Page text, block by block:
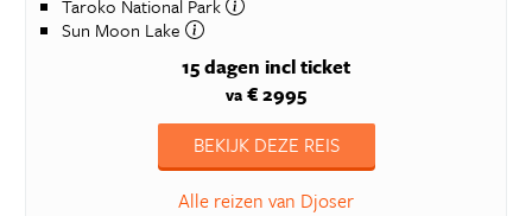
Taroko National Park
Sun Moon Lake
15 dagen incl ticket
va € 2995
BEKIJK DEZE REIS
Alle reizen van Djoser